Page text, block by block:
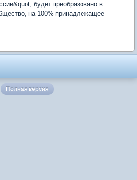
будет преобразовано в
на 100% принадлежащее
Полная версия